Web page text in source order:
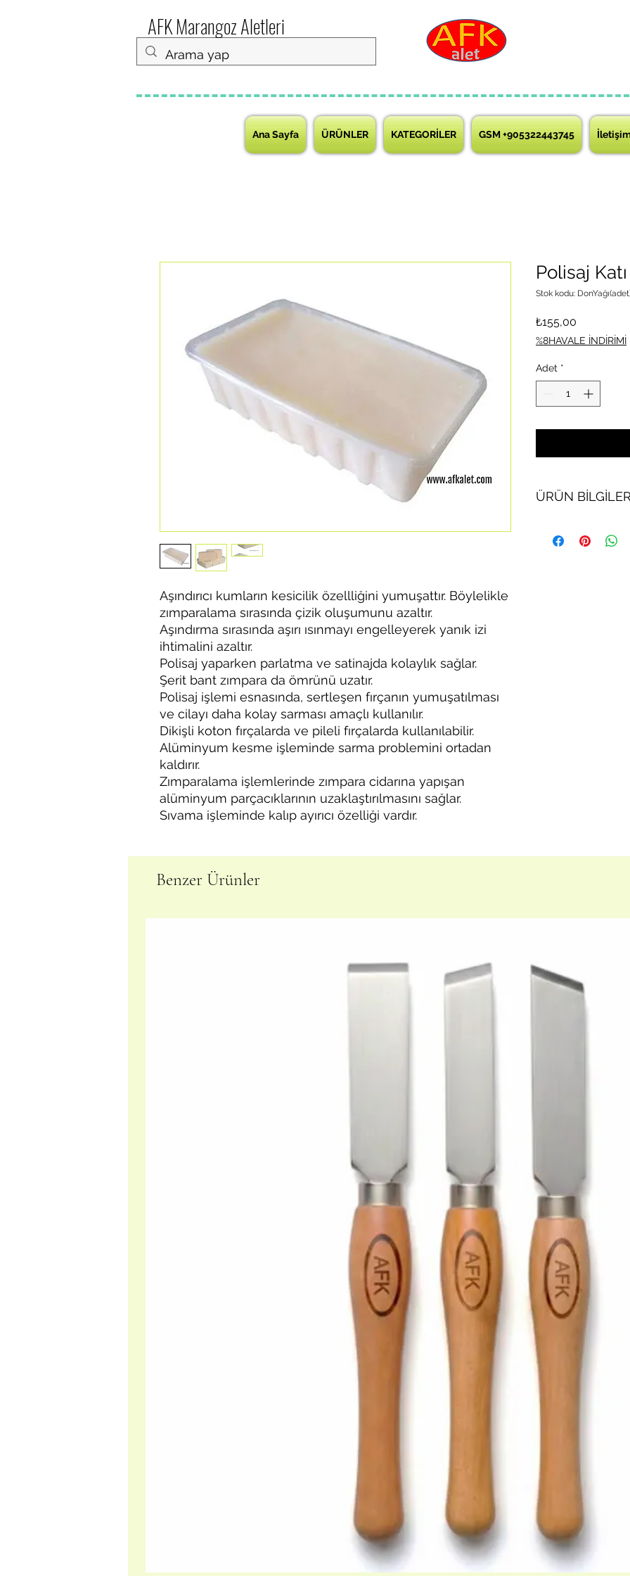
AFK Marangoz Aletleri
Ana Sayfa ÜRÜNLER KATEGORİLER GSM +905322443745
Aşındırıcı kumların kesicilik özellliğini yumuşattır. Böylelikle
zımparalama sırasında çizik oluşumunu azaltır.
Aşındırma sırasında aşırı ısınmayı engelleyerek yanık izi
ihtimalini azaltır.
Polisaj yaparken parlatma ve satinajda kolaylık sağlar.
Şerit bant zımpara da ömrünü uzatır.
Polisaj işlemi esnasında, sertleşen fırçanın yumuşatılması
ve cilayı daha kolay sarması amaçlı kullanılır.
Dikişli koton fırçalarda ve pileli fırçalarda kullanılabilir.
Alüminyum kesme işleminde sarma problemini ortadan
kaldırır.
Zımparalama işlemlerinde zımpara cidarına yapışan
alüminyum parçacıklarının uzaklaştırılmasını sağlar.
Sıvama işleminde kalıp ayırıcı özelliği vardır.
Polisaj
Stok kodu:
₺155,00
%8HAVALE İNDİRİMİ
Adet *
ÜRÜN
Et ve balık
Benzer Ürünler